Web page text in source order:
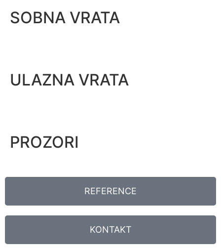
SOBNA VRATA
ULAZNA VRATA
PROZORI
REFERENCE
KONTAKT